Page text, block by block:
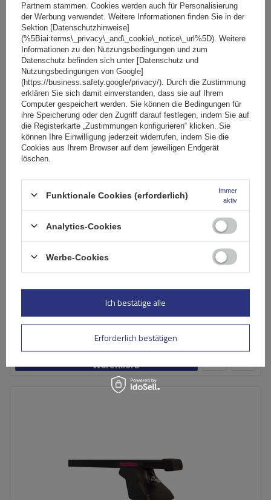
In den
Warenkorb
SONDERANGEBOT
Dachträger für Reling
In den
Warenkorb
Partnern stammen. Cookies werden auch für Personalisierung
der Werbung verwendet. Weitere Informationen finden Sie in der
Sektion [Datenschutzhinweise]
(%5Biai:terms\_privacy\_and\_cookie\_notice\_url%5D). Weitere
Informationen zu den Nutzungsbedingungen und zum
Datenschutz befinden sich unter [Datenschutz und
Nutzungsbedingungen von Google]
(https://business.safety.google/privacy/). Durch die Zustimmung
erklären Sie sich damit einverstanden, dass sie auf Ihrem
Computer gespeichert werden. Sie können die Bedingungen für
ihre Speicherung oder den Zugriff darauf festlegen, indem Sie auf
die Registerkarte „Zustimmungen konfigurieren“ klicken. Sie
können Ihre Einwilligung jederzeit widerrufen, indem Sie die
Cookies aus Ihrem Browser auf dem jeweiligen Endgerät
löschen.
Funktionale Cookies (erforderlich)
Immer
aktiv
Analytics-Cookies
Werbe-Cookies
Erforderlich bestätigen
Ich bestätige alle